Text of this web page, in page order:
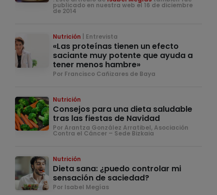
publicado en nuestra web el 16 de diciembre
de 2014
Nutrición Entrevista
«Las proteínas tienen un efecto
saciante muy potente que ayuda a
tener menos hambre»
Por Francisco Cañizares de Baya
Nutrición
Consejos para una dieta saludable
tras las fiestas de Navidad
Por Arantza González Arratibel, Asociación
Contra el Cáncer – Sede Bizkaia
Nutrición
Dieta sana: ¿puedo controlar mi
sensación de saciedad?
Por Isabel Megías